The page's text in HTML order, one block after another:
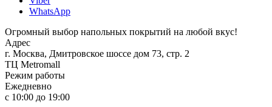
WhatsApp
Огромный выбор напольных покрытий на любой вкус!
Адрес
г. Москва, Дмитровское шоссе дом 73, стр. 2
ТЦ Metromall
Режим работы
Ежедневно
с 10:00 до 19:00